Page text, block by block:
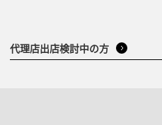
代理店出店検討中の方